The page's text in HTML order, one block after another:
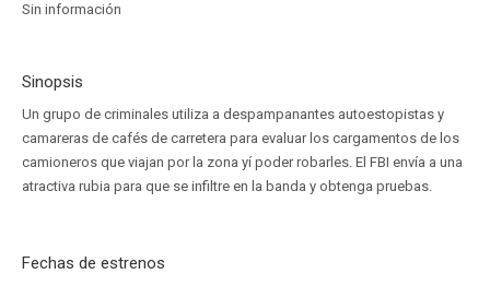
Sin información
Sinopsis
Un grupo de criminales utiliza a despampanantes autoestopistas y
camareras de cafés de carretera para evaluar los cargamentos de los
camioneros que viajan por la zona yí poder robarles. El FBI envía a una
atractiva rubia para que se infiltre en la banda y obtenga pruebas.
Fechas de estrenos